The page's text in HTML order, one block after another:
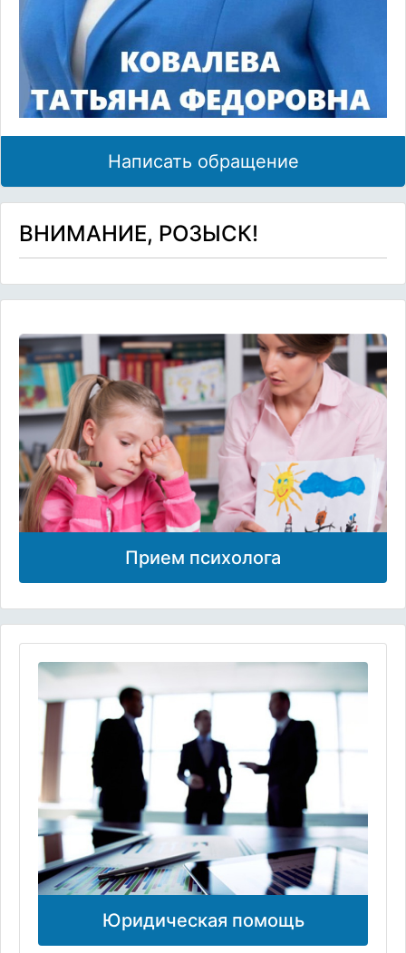
Написать обращение
ВНИМАНИЕ, РОЗЫСК!
Прием психолога
Юридическая помощь